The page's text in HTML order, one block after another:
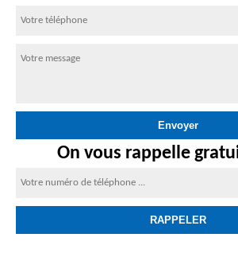
On vous rappelle